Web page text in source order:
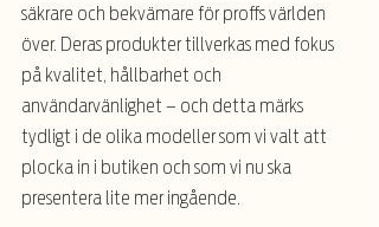
säkrare och bekvämare för proffs världen
över. Deras produkter tillverkas med fokus
på kvalitet, hållbarhet och
användarvänlighet – och detta märks
tydligt i de olika modeller som vi valt att
plocka in i butiken och som vi nu ska
presentera lite mer ingående.